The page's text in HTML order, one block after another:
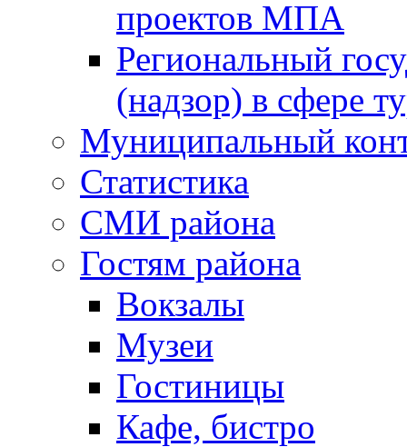
проектов МПА
Региональный
(надзор) в сфере
Муниципальный
Статистика
СМИ района
Гостям района
Вокзалы
Музеи
Гостиницы
Кафе, бистро